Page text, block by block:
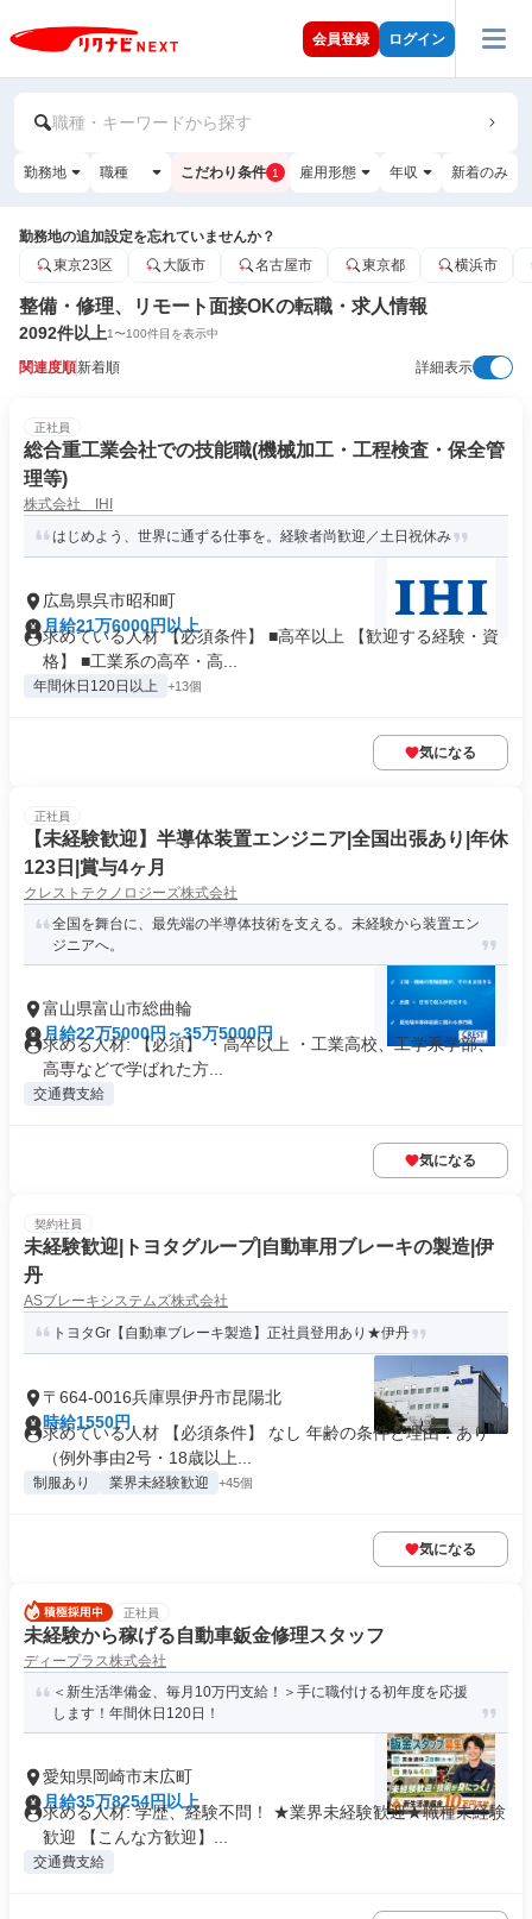
会員登録 ログイン
職種・キーワードから探す
勤務地 職種 こだわり条件 1 雇用形態 年収 新着のみ
勤務地の追加設定を忘れていませんか？
東京23区
大阪市 名古屋市 東京都 横浜市
整備・修理、リモート面接OKの転職・求人情報
2092件以上1〜100件目を表示中
関連度順新着順 詳細表示
正社員
総合重工業会社での技能職(機械加工・工程検査・保全管
理等)
株式会社 IHI
はじめよう、世界に通ずる仕事を。経験者尚歓迎／土日祝休み
広島県呉市昭和町
月給21万6000円以上
求めている人材 【必須条件】 ■高卒以上 【歓迎する経験・資
格】 ■工業系の高卒・高...
年間休日120日以上 +13個
気になる
正社員
【未経験歓迎】半導体装置エンジニア|全国出張あり|年休
123日|賞与4ヶ月
クレストテクノロジーズ株式会社
全国を舞台に、最先端の半導体技術を支える。未経験から装置エン
ジニアへ。
富山県富山市総曲輪
月給22万5000円～35万5000円
求める人材: 【必須】 ・高卒以上 ・工業高校、工学系学部、
高専などで学ばれた方...
交通費支給
気になる
契約社員
未経験歓迎|トヨタグループ|自動車用ブレーキの製造|伊
丹
ASブレーキシステムズ株式会社
トヨタGr【自動車ブレーキ製造】正社員登用あり★伊丹
〒664-0016兵庫県伊丹市昆陽北
時給1550円
求めている人材 【必須条件】 なし 年齢の条件と理由：あり
（例外事由2号・18歳以上...
制服あり 業界未経験歓迎 +45個
気になる
正社員
未経験から稼げる自動車鈑金修理スタッフ
ディープラス株式会社
＜新生活準備金、毎月10万円支給！＞手に職付ける初年度を応援
します！年間休日120日！
愛知県岡崎市末広町
月給35万8254円以上
求める人材: 学歴、経験不問！ ★業界未経験歓迎★職種未経験
歓迎 【こんな方歓迎】...
交通費支給